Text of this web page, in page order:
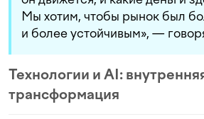
Мы хотим, чтобы рынок был
и более устойчивым», —
Технологии и AI:
трансформация